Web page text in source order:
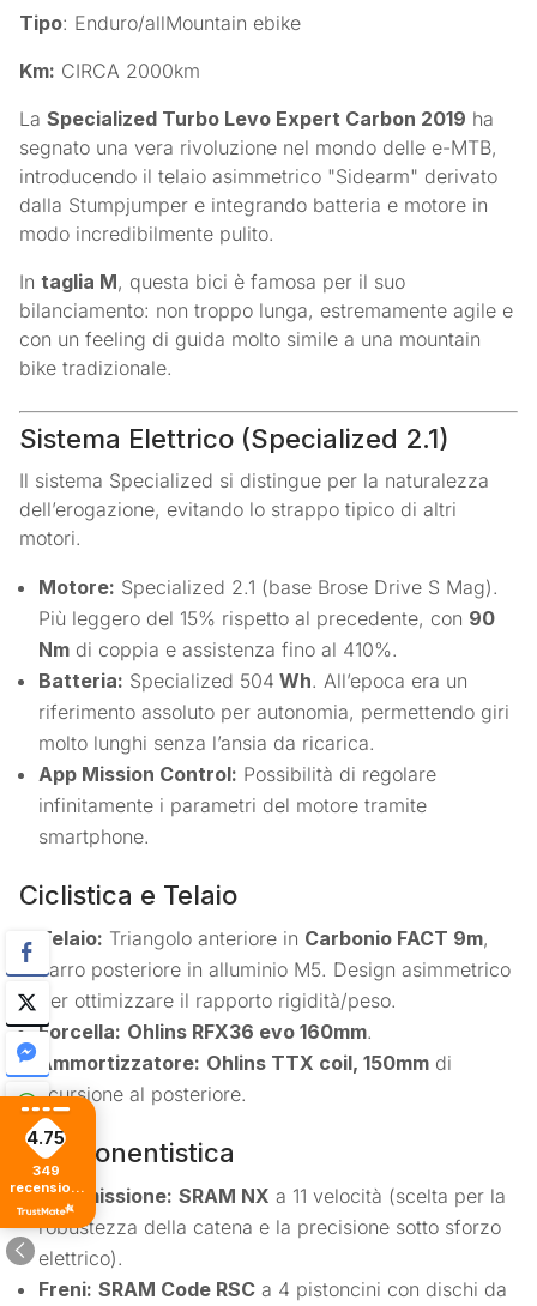
Tipo: Enduro/allMountain ebike
Km: CIRCA 2000km
LaSpecialized Turbo Levo Expert Carbon 2019 ha
segnato una vera rivoluzione nel mondo delle e-MTB,
introducendo il telaio asimmetrico "Sidearm" derivato
dalla Stumpjumper e integrando batteria e motore in
modo incredibilmente pulito.
Intaglia M, questa bici è famosa per il suo
bilanciamento: non troppo lunga, estremamente agile e
con un feeling di guida molto simile a una mountain
bike tradizionale.
Sistema Elettrico (Specialized 2.1)
Il sistema Specialized si distingue per la naturalezza
dell’erogazione, evitando lo strappo tipico di altri
motori.
Motore: Specialized 2.1 (base Brose Drive S Mag).
Più leggero del 15% rispetto al precedente, con 90
Nm di coppia e assistenza fino al 410%.
Batteria: Specialized 504 Wh. All’epoca era un
riferimento assoluto per autonomia, permettendo giri
molto lunghi senza l’ansia da ricarica.
App Mission Control: Possibilità di regolare
infinitamente i parametri del motore tramite
smartphone.
Ciclistica e Telaio
Telaio: Triangolo anteriore in Carbonio FACT 9m,
carro posteriore in alluminio M5. Design asimmetrico
per ottimizzare il rapporto rigidità/peso.
Forcella: Ohlins RFX36 evo 160mm.
Ammortizzatore: Ohlins TTX coil, 150mm di
scursione al posteriore.
Componentistica
Trasmissione: SRAM NX a 11 velocità (scelta per la
robustezza della catena e la precisione sotto sforzo
elettrico).
Freni: SRAM Code RSC a 4 pistoncini con dischi da
4.75
349
recensioni
di tutti i
tempi